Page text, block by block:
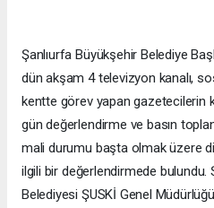
Şanlıurfa Büyükşehir Belediye
dün akşam 4 televizyon kanalı,
kentte görev yapan gazetecilerin
gün değerlendirme ve basın
mali durumu başta olmak üzere
ilgili bir değerlendirmede bulundu.
Belediyesi ŞUSKİ Genel